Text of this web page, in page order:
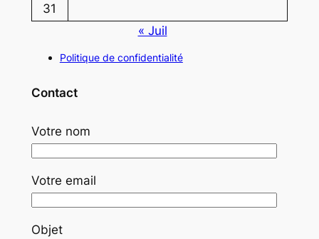
31
« Juil
Politique de confidentialité
Contact
Votre nom
Votre email
Objet